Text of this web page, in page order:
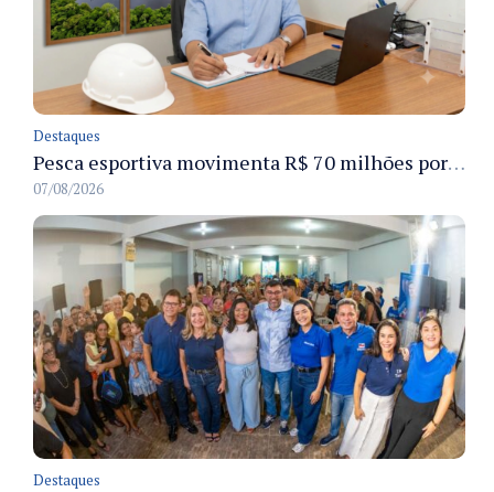
Destaques
Pesca esportiva movimenta R$ 70 milhões por ano e ganha espaço na economia sustentável do Amazonas
07/08/2026
Destaques